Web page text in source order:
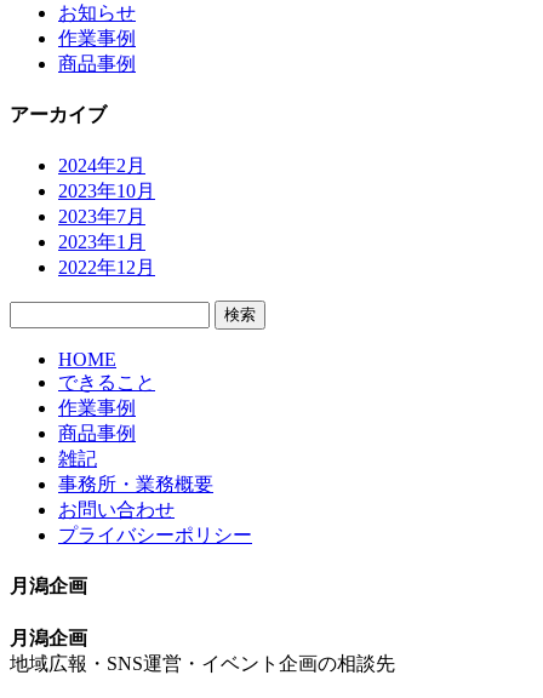
お知らせ
作業事例
商品事例
アーカイブ
2024年2月
2023年10月
2023年7月
2023年1月
2022年12月
HOME
できること
作業事例
商品事例
雑記
事務所・業務概要
お問い合わせ
プライバシーポリシー
月潟企画
月潟企画
地域広報・SNS運営・イベント企画の相談先